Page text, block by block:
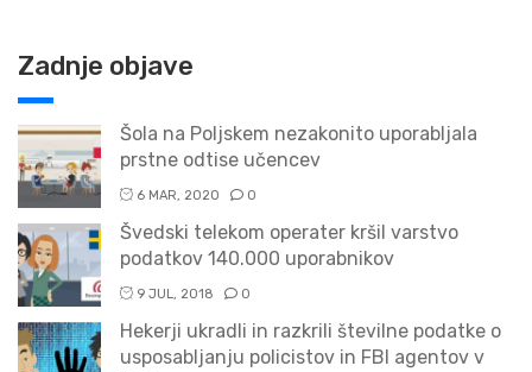
Zadnje objave
Šola na Poljskem nezakonito uporabljala
prstne odtise učencev
6 MAR, 2020 0
Švedski telekom operater kršil varstvo
podatkov 140.000 uporabnikov
9 JUL, 2018 0
Hekerji ukradli in razkrili številne podatke o
usposabljanju policistov in FBI agentov v